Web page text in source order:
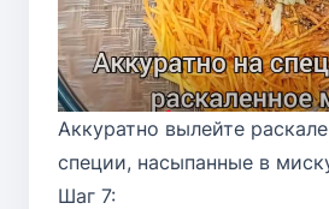
Аккуратно вылейте
специи, насыпанные в
Шаг 7: